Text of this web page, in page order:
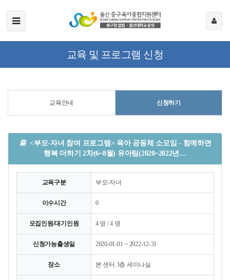
교육 및 프로그램 신청
교육안내 신청하기
<부모-자녀 참여 프로그램> 육아 공동체 소모임 - 함께하면
행복 더하기 2차(6~8월) 유아팀(2020~2022년…
교육구분 부모-자녀
이수시간 0
모집인원/대기인원 4 명 / 4 명
신청가능출생일 2020-01-01 ~ 2022-12-31
장소 본 센터 3층 세미나실